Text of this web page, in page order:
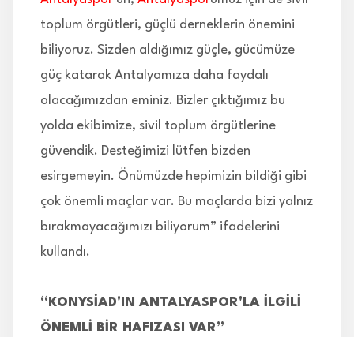
toplum örgütleri, güçlü derneklerin önemini
biliyoruz. Sizden aldığımız güçle, gücümüze
güç katarak Antalyamıza daha faydalı
olacağımızdan eminiz. Bizler çıktığımız bu
yolda ekibimize, sivil toplum örgütlerine
güvendik. Desteğimizi lütfen bizden
esirgemeyin. Önümüzde hepimizin bildiği gibi
çok önemli maçlar var. Bu maçlarda bizi yalnız
bırakmayacağımızı biliyorum” ifadelerini
kullandı.
“KONYSİAD'IN ANTALYASPOR'LA İLGİLİ
ÖNEMLİ BİR HAFIZASI VAR”